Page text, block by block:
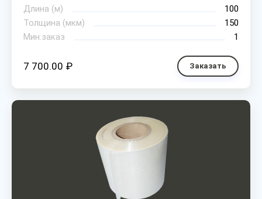
Длина (м)
100
Толщина (мкм)
150
Мин.заказ
1
7 700.00 ₽ Заказать